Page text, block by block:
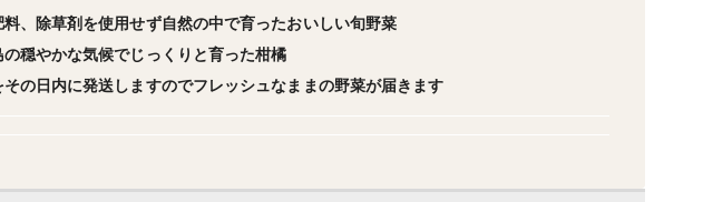
料、除草剤を使用せず自然の中で育ったおいしい旬野菜
穏やかな気候でじっくりと育った柑橘
の日内に発送しますのでフレッシュなままの野菜が届きます